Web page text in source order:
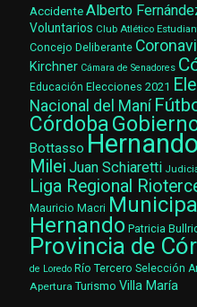
AccidenteAlberto
Voluntarios Club Atlético
Concejo Deliberante
Kirchner Cámara de Senadores
Educación Elecciones 2021
Nacional del Maní
Córdoba
Bottasso Hernando
Milei Juan Schiaretti
Liga Regional
Mauricio Macri
Hernando Patricia
Provincia de
de Loredo Río Tercero Selección
Apertura Turismo Villa María